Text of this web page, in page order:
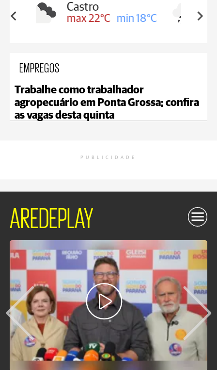
18°C
Carambeí
max 21°C min 18°C
EMPREGOS
Trabalhe como trabalhador
agropecuário em Ponta Grossa; confira
as vagas desta quinta
PUBLICIDADE
AREDEPLAY